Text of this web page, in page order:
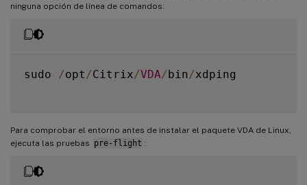
ninguna opción de línea de comandos:
sudo /opt /Citrix/VDA/bin/xdping
Para comprobar el entorno antes de instalar el paquete VDA de Linux,
ejecuta las pruebas pre-flight :